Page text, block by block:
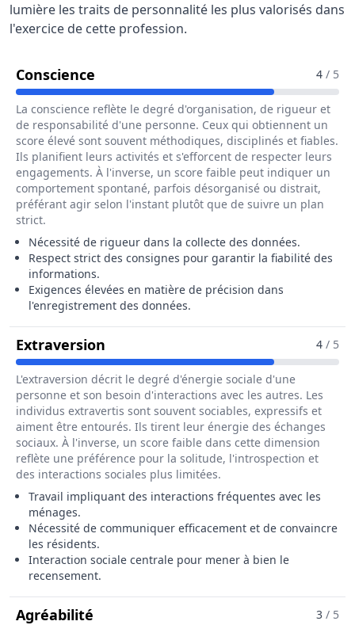
lumière les traits de personnalité les plus valorisés dans
l'exercice de cette profession.
Conscience Pour Le Métier De Agent 4 / 5
La conscience reflète le degré d'organisation, de rigueur et
de responsabilité d'une personne. Ceux qui obtiennent un
score élevé sont souvent méthodiques, disciplinés et fiables.
Ils planifient leurs activités et s'efforcent de respecter leurs
engagements. À l'inverse, un score faible peut indiquer un
comportement spontané, parfois désorganisé ou distrait,
préférant agir selon l'instant plutôt que de suivre un plan
strict.
Nécessité de rigueur dans la collecte des données.
Respect strict des consignes pour garantir la fiabilité des
informations.
Exigences élevées en matière de précision dans
l'enregistrement des données.
Extraversion Pour Le Métier De Agent 4 / 5
L'extraversion décrit le degré d'énergie sociale d'une
personne et son besoin d'interactions avec les autres. Les
individus extravertis sont souvent sociables, expressifs et
aiment être entourés. Ils tirent leur énergie des échanges
sociaux. À l'inverse, un score faible dans cette dimension
reflète une préférence pour la solitude, l'introspection et
des interactions sociales plus limitées.
Travail impliquant des interactions fréquentes avec les
ménages.
Nécessité de communiquer efficacement et de convaincre
les résidents.
Interaction sociale centrale pour mener à bien le
recensement.
Agréabilité Pour Le Métier De Agent 3 / 5